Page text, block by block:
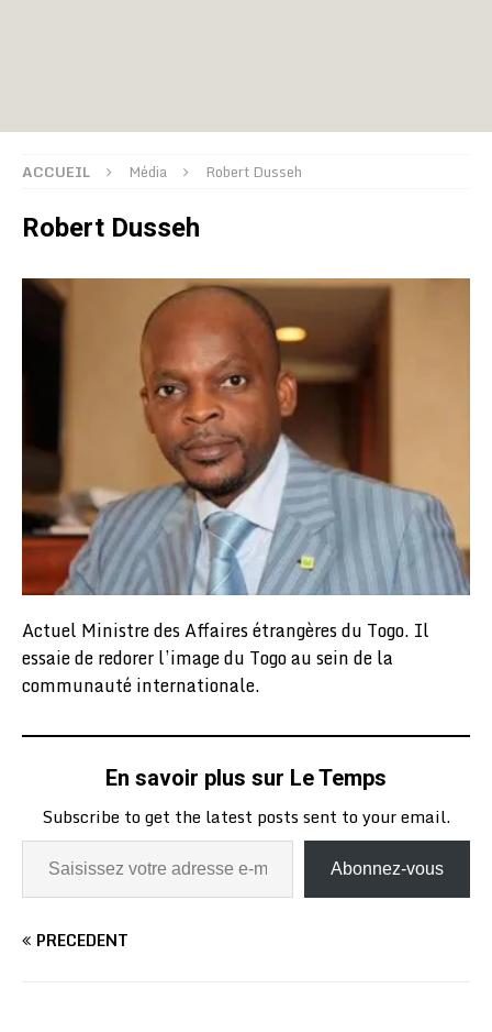
ACCUEIL Média Robert Dusseh
Robert Dusseh
Actuel Ministre des Affaires étrangères du Togo. Il
essaie de redorer l’image du Togo au sein de la
communauté internationale.
En savoir plus sur Le Temps
Subscribe to get the latest posts sent to your email.
Abonnez-vous
PRÉCÉDENT